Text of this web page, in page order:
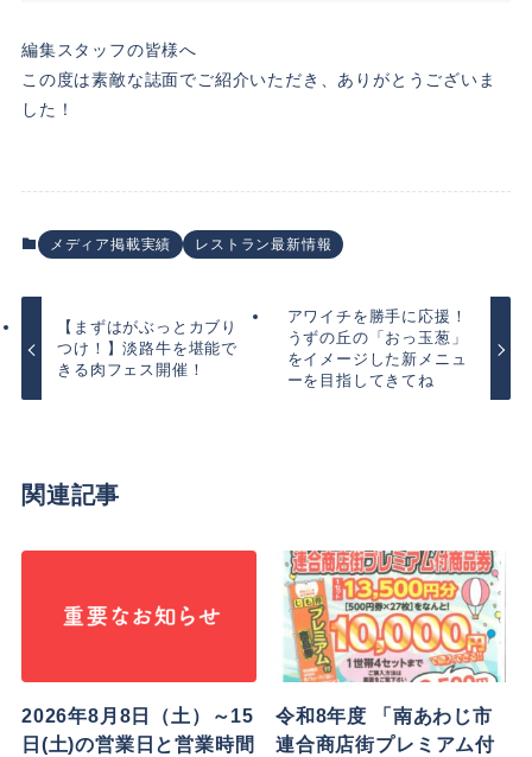
編集スタッフの皆様へ
この度は素敵な誌面でご紹介いただき、ありがとうございま
した！
メディア掲載実績 レストラン最新情報
【まずはがぶっとカブり
つけ！】淡路牛を堪能で
きる肉フェス開催！
アワイチを勝手に応援！
うずの丘の「おっ玉葱」
をイメージした新メニュ
ーを目指してきてね
関連記事
2026年8月8日（土）～15
日(土)の営業日と営業時間
令和8年度 「南あわじ市
連合商店街プレミアム付